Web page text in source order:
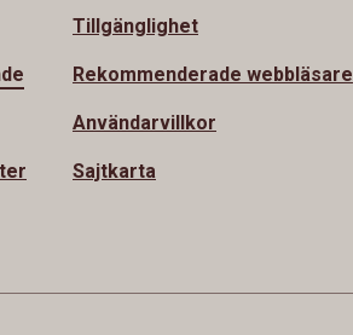
Tillgänglighet
Rekommenderade webbläsare
Användarvillkor
Sajtkarta